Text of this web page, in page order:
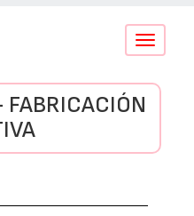
Conmutar